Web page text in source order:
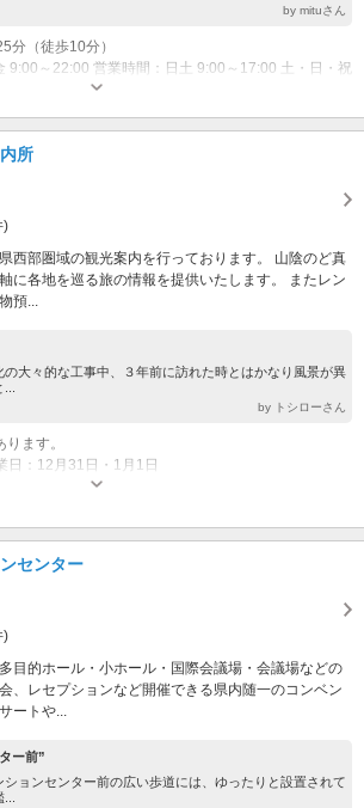
by mituさん
分（徒歩10分）
9:00～22:00 営業時間：日土 9:00～17:00 土・日・祝
所
)
西部圏域の観光案内を行っております。 山陰のど真
に各地を巡る旅の情報を提供いたします。 またレン
預...
の大々的な工事中、３年前に訪れた時とはかなり風景が異
by トシローさん
ます。
日：12月31日・1月1日
センター
)
目的ホール・小ホール・国際会議場・会議場などの
、レセプションなど開催できる県内随一のコンベン
ートや...
ー前”
ョンセンター前の広い歩道には、ゆったりと設置されて